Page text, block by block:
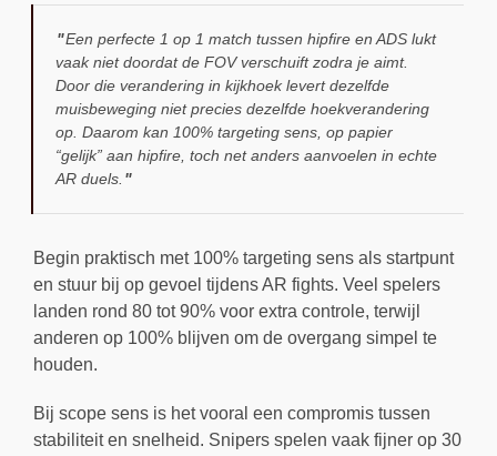
Een perfecte 1 op 1 match tussen hipfire en ADS lukt
vaak niet doordat de FOV verschuift zodra je aimt.
Door die verandering in kijkhoek levert dezelfde
muisbeweging niet precies dezelfde hoekverandering
op. Daarom kan 100% targeting sens, op papier
“gelijk” aan hipfire, toch net anders aanvoelen in echte
AR duels.
Begin praktisch met 100% targeting sens als startpunt
en stuur bij op gevoel tijdens AR fights. Veel spelers
landen rond 80 tot 90% voor extra controle, terwijl
anderen op 100% blijven om de overgang simpel te
houden.
Bij scope sens is het vooral een compromis tussen
stabiliteit en snelheid. Snipers spelen vaak fijner op 30